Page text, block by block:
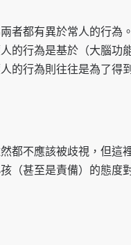
者都有異於常人的行為
的行為是基於（大腦功
的行為則往往是為了得
都不應該被歧視，但這
（甚至是責備）的態度